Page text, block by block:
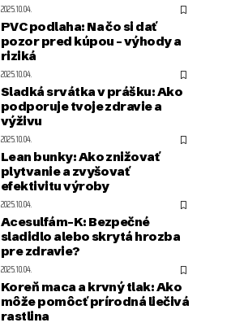
2025.10.04.
PVC podlaha: Na čo si dať
pozor pred kúpou – výhody a
riziká
2025.10.04.
Sladká srvátka v prášku: Ako
podporuje tvoje zdravie a
výživu
2025.10.04.
Lean bunky: Ako znižovať
plytvanie a zvyšovať
efektivitu výroby
2025.10.04.
Acesulfám-K: Bezpečné
sladidlo alebo skrytá hrozba
pre zdravie?
2025.10.04.
Koreň maca a krvný tlak: Ako
môže pomôcť prírodná liečivá
rastlina